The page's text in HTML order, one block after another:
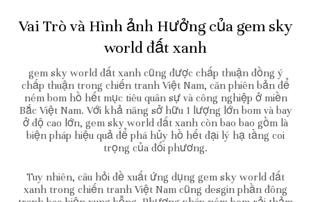
Vai Trò và Hình ảnh Hưởng của gem sky
world đất xanh
gem sky world đất xanh cũng được chấp thuận đồng ý
chấp thuận trong chiến tranh Việt Nam, căn phiên bản để
ném bom hồ hết mục tiêu quân sự và công nghiệp ở miền
Bắc Việt Nam. Với khả năng sở hữu 1 lượng lớn bom và bay
ở độ cao lớn, gem sky world đất xanh còn bao bao gồm là
biện pháp hiệu quả để phá hủy hồ hết đại lý hạ tầng coi
trọng của đối phương.
Tuy nhiên, câu hỏi đề xuất ứng dụng gem sky world đất
xanh trong chiến tranh Việt Nam cũng desgin phần đông